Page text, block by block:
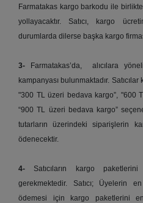
Farmatakas kargo barkodu ile birlikte
yollayacaktır. Satıcı, kargo
durumlarda dilerse başka kargo
3- Farmatakas’da, alıcılara
kampanyası bulunmaktadır.
"300 TL üzeri bedava kargo”, "600
“900 TL üzeri bedava kargo”
tutarların üzerindeki siparişlerin
ödenecektir.
4- Satıcıların kargo
gerekmektedir. Satıcı; Üyelerin
ödemesi için kargo paketlerini